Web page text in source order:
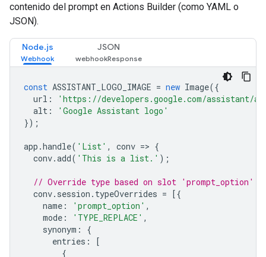
contenido del prompt en Actions Builder (como YAML o
JSON).
Node.js JSON
const ASSISTANT_LOGO_IMAGE = new Image({
url :
'https://developers.google.com/assistant/
alt :
'Google Assistant logo'
});
app .handle( 'List' , conv => {
conv.add( 'This is a list.' );
// Override type based on slot 'prompt_option'
conv. session . typeOverrides = [{
name : 'prompt_option' ,
mode : 'TYPE_REPLACE' ,
synonym :
{
entries :
[
{